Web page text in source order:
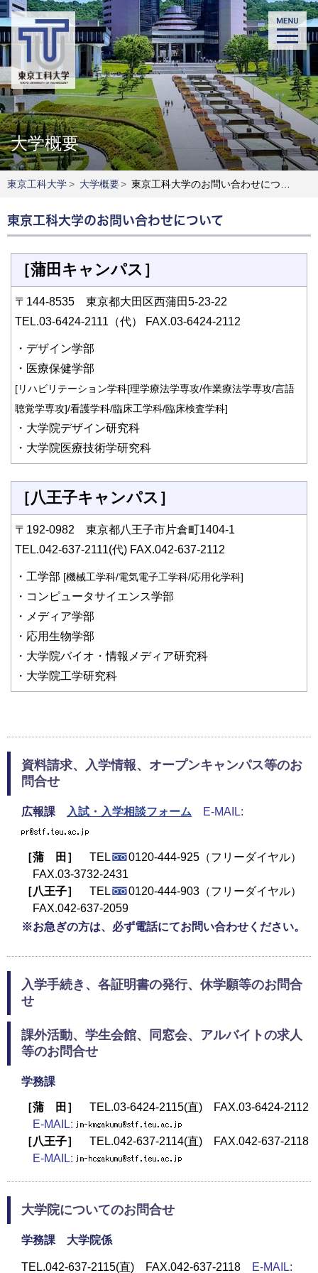
大学概要
東京工科大学> 大学概要> 東京工科大学のお問い合わせについて
東京工科大学のお問い合わせについて
［蒲田キャンパス］
〒144-8535 東京都大田区西蒲田5-23-22
TEL.03-6424-2111（代） FAX.03-6424-2112
・デザイン学部
・医療保健学部
[リハビリテーション学科[理学療法学専攻/作業療法学専攻/言語
聴覚学専攻]/看護学科/臨床工学科/臨床検査学科]
・大学院デザイン研究科
・大学院医療技術学研究科
［八王子キャンパス］
〒192-0982 東京都八王子市片倉町1404-1
TEL.042-637-2111(代) FAX.042-637-2112
・工学部 [機械工学科/電気電子工学科/応用化学科]
・コンピュータサイエンス学部
・メディア学部
・応用生物学部
・大学院バイオ・情報メディア研究科
・大学院工学研究科
資料請求、入学情報、オープンキャンパス等のお
問合せ
広報課 入試・入学相談フォーム E-MAIL:
［蒲 田］ TEL
0120-444-925（フリーダイヤル）
FAX.03-3732-2431
［八王子］ TEL
0120-444-903（フリーダイヤル）
FAX.042-637-2059
※お急ぎの方は、必ず電話にてお問い合わせください。
入学手続き、各証明書の発行、休学願等のお問合
せ
課外活動、学生会館、同窓会、アルバイトの求人
等のお問合せ
学務課
［蒲 田］
TEL.03-6424-2115(直) FAX.03-6424-2112
E-MAIL:
［八王子］ TEL.042-637-2114(直) FAX.042-637-2118
E-MAIL:
大学院についてのお問合せ
学務課 大学院係
TEL.042-637-2115(直) FAX.042-637-2118 E-MAIL: